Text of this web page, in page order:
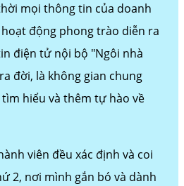
mọi thông tin của doanh
động phong trào diễn ra
điện tử nội bộ "Ngôi nhà
đời, là không gian chung
tìm hiểu và thêm tự hào về
viên đều xác định và coi
2, nơi mình gắn bó và dành